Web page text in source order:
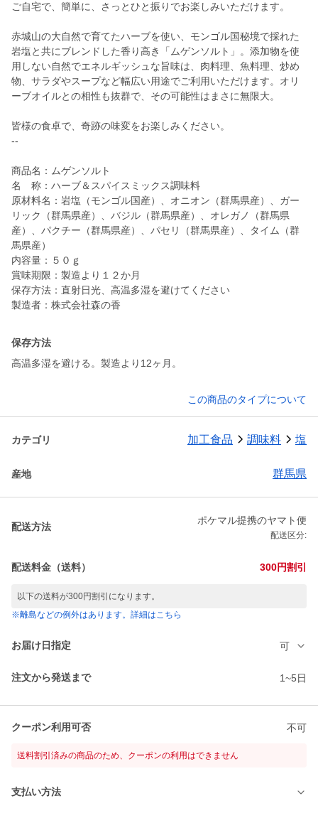
ご自宅で、簡単に、さっとひと振りでお楽しみいただけます。
赤城山の大自然で育てたハーブを使い、モンゴル国秘境で採れた
岩塩と共にブレンドした香り高き「ムゲンソルト」。添加物を使
用しない自然でエネルギッシュな旨味は、肉料理、魚料理、炒め
物、サラダやスープなど幅広い用途でご利用いただけます。オリ
ーブオイルとの相性も抜群で、その可能性はまさに無限大。
皆様の食卓で、奇跡の味変をお楽しみください。
--
商品名：ムゲンソルト
名 称：ハーブ＆スパイスミックス調味料
原材料名：岩塩（モンゴル国産）、オニオン（群馬県産）、ガー
リック（群馬県産）、バジル（群馬県産）、オレガノ（群馬県
産）、パクチー（群馬県産）、パセリ（群馬県産）、タイム（群
馬県産）
内容量：５０ｇ
賞味期限：製造より１２か月
保存方法：直射日光、高温多湿を避けてください
製造者：株式会社森の香
保存方法
高温多湿を避ける。製造より12ヶ月。
この商品のタイプについて
カテゴリ 加工食品 調味料 塩
産地 群馬県
配送方法
ポケマル提携のヤマト便
配送区分:
配送料金（送料） 300円割引
以下の送料が300円割引になります。
※離島などの例外はあります。詳細はこちら
お届け日指定 可
注文から発送まで 1~5日
クーポン利用可否 不可
送料割引済みの商品のため、クーポンの利用はできません
支払い方法